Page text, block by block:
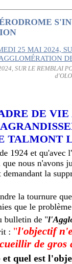
SUR LE REMBLAI
DE
TALMONT
1924 et
nous n'avons
la
la tournure
que le
bulletin de "
: "l'objectif
de gros
et quel est